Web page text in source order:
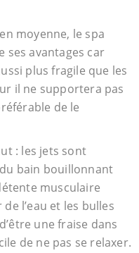
moyenne, le spa
ses avantages car
plus fragile que les
il ne supportera pas
de le
: les jets sont
bain bouillonnant
musculaire
l’eau et les bulles
une fraise dans
de ne pas se relaxer.